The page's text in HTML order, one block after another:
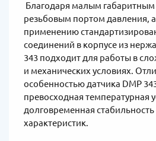
Благодаря малым габаритным
резьбовым портом давления,
применению
соединений в корпусе из
343 подходит для работы в
и механических условиях.
особенностью датчика DMP
превосходная температурная
долговременная
характеристик.